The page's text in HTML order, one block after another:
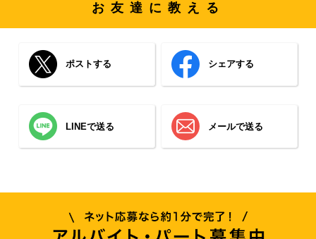
お友達に教える
ポストする シェアする
LINEで送る メールで送る